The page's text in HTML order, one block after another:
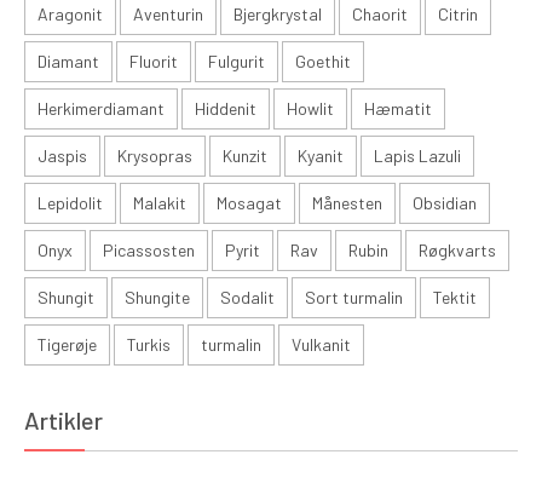
Aragonit Aventurin Bjergkrystal Chaorit Citrin
Diamant Fluorit Fulgurit Goethit
Herkimerdiamant Hiddenit Howlit Hæmatit
Jaspis Krysopras Kunzit Kyanit Lapis Lazuli
Lepidolit Malakit Mosagat Månesten Obsidian
Onyx Picassosten Pyrit Rav Rubin Røgkvarts
Shungit Shungite Sodalit Sort turmalin Tektit
Tigerøje Turkis turmalin Vulkanit
Artikler